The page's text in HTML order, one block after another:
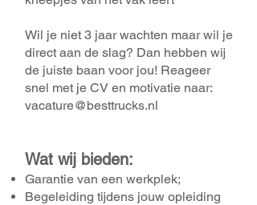
Wil je niet 3 jaar wachten maar wil je
direct aan de slag? Dan hebben wij
de juiste baan voor jou! Reageer
snel met je CV en motivatie naar:
vacature@besttrucks.nl
Wat wij bieden:
Garantie van een werkplek;
Begeleiding tijdens jouw opleiding